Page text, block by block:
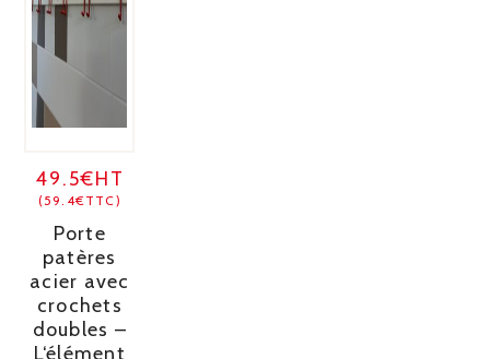
49.5€HT
(59.4€TTC)
Porte
patères
acier avec
crochets
doubles –
L‘élément